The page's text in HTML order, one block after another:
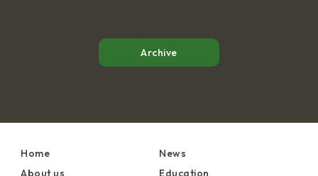
Archive
Home
About us
News
Education